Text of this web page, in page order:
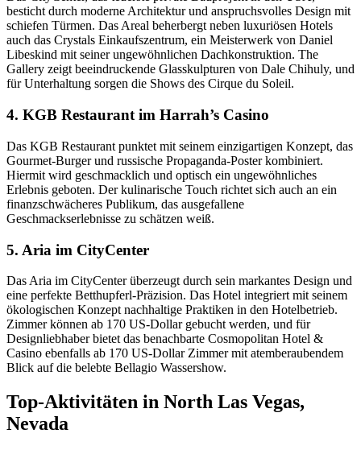
besticht durch moderne Architektur und anspruchsvolles Design mit
schiefen Türmen. Das Areal beherbergt neben luxuriösen Hotels
auch das Crystals Einkaufszentrum, ein Meisterwerk von Daniel
Libeskind mit seiner ungewöhnlichen Dachkonstruktion. The
Gallery zeigt beeindruckende Glasskulpturen von Dale Chihuly, und
für Unterhaltung sorgen die Shows des Cirque du Soleil.
4. KGB Restaurant im Harrah’s Casino
Das KGB Restaurant punktet mit seinem einzigartigen Konzept, das
Gourmet-Burger und russische Propaganda-Poster kombiniert.
Hiermit wird geschmacklich und optisch ein ungewöhnliches
Erlebnis geboten. Der kulinarische Touch richtet sich auch an ein
finanzschwächeres Publikum, das ausgefallene
Geschmackserlebnisse zu schätzen weiß.
5. Aria im CityCenter
Das Aria im CityCenter überzeugt durch sein markantes Design und
eine perfekte Betthupferl-Präzision. Das Hotel integriert mit seinem
ökologischen Konzept nachhaltige Praktiken in den Hotelbetrieb.
Zimmer können ab 170 US-Dollar gebucht werden, und für
Designliebhaber bietet das benachbarte Cosmopolitan Hotel &
Casino ebenfalls ab 170 US-Dollar Zimmer mit atemberaubendem
Blick auf die belebte Bellagio Wassershow.
Top-Aktivitäten in North Las Vegas,
Nevada